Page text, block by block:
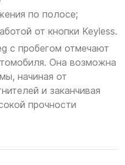
по полосе;
от кнопки Keyless.
с пробегом отмечают
Она возможна
начиная от
и заканчивая
прочности